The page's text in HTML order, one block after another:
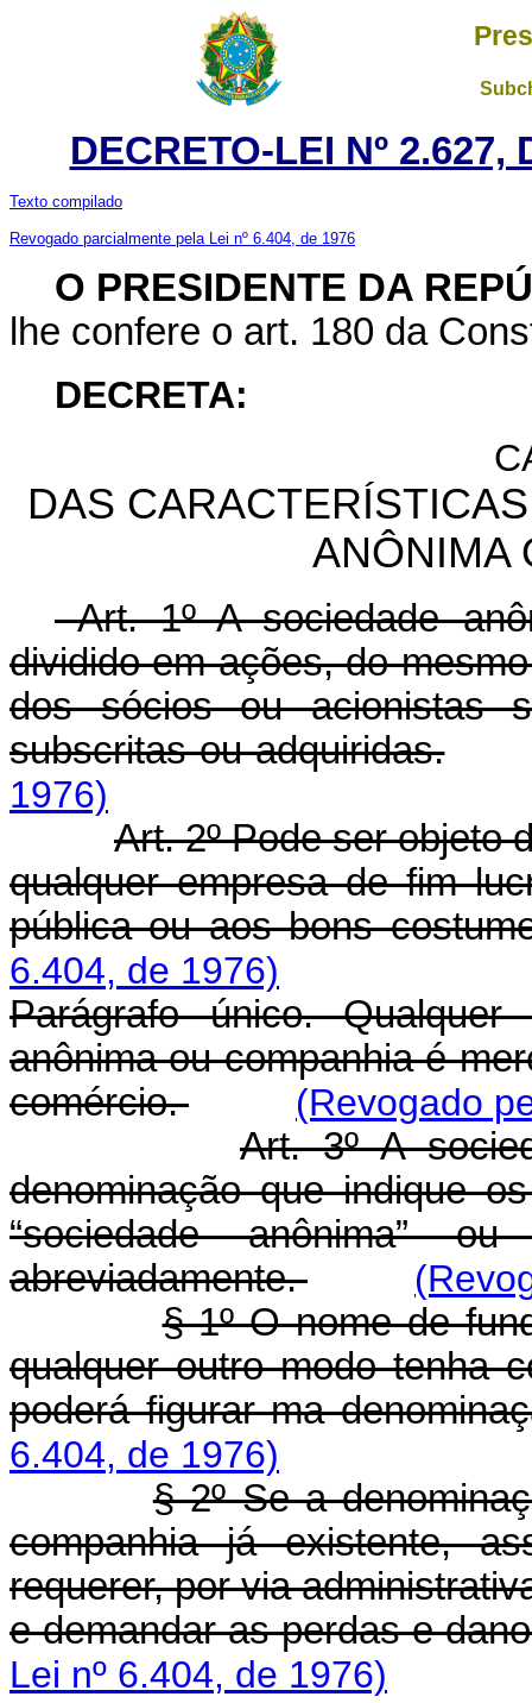
DECRETO-LEI Nº 2.627,
Texto compilado
Revogado parcialmente pela Lei nº 6.404, de 1976
O PRESIDENTE DA
lhe confere o art. 180 da
DECRETA:
DAS
ANÔNIMA
Art. 1º A sociedade
dividido em ações, do
dos sócios ou acionistas
subscritas ou adquiridas.
1976)
Art. 2º Pode ser objeto
qualquer empresa de fim
pública ou aos bons
6.404, de 1976)
Parágrafo único.
anônima ou companhia é
comércio.
(Revogado
Art. 3º A
denominação que indique
“sociedade anônima”
abreviadamente.
§ 1º O nome de
qualquer outro modo tenha
poderá figurar ma
6.404, de 1976)
§ 2º Se a
companhia já existente,
requerer, por via
e demandar as perdas e
Lei nº 6.404, de 1976)